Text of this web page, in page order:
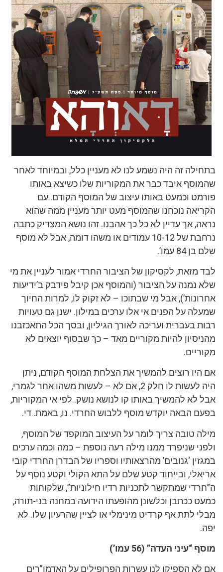
בתחילה זה היה נשמע לנו לא מעניין כלל, ובמיוחד לאחר
שהמוסף איבד כבר את המקוריות שלו כשיצא באותו
פורמט וכמעט באותו עיצוב של המוסף הקודם. עם
הקריאה נוכחנו שהמוסף מעט יותר מעניין ממה שהוא
נראה, אך עדיין לא כל כך אהבנו. זהו נושא המצדיק כתבה
נרחבת של 10-12 עמודים או משהו דומה, אבל לא מוסף
שלם בן 84 עמו’.
לבד מזאת, לקסיקון של הציבור החרדי אמור לעניין את מי
שלא נמנה על הציבור (והמוסף אכן קיבל פידבק ב’ידיעות
אחרונות’), אבל מי שבתוכו – לא זקוק לו, למרות החיוך
שמעלה על הפנים אי אלו ערכים במילון. ישנן גם טעויות
רבות בעברית ועריכה לאורך הגיליון, ובסך הכל התאכזבנו
מהניסיון להיות מקוריים מאד – כך שבסוף יוצאים לא
מקוריים.
אם היו רוצים להמשיך את הצלחת המוסף הקודם, ניתן
היה לעשות לו חלק 2, אם לא – לעשות משהו אחר לגמרי,
אבל לא להמשיך באותו קו לנושא נושק. לפי אי המקוריות,
בפעם הבאה יוקדש מוסף ללבוש החרדי. נו, באמת. די.
מילה טובה צריך לומר על העיצוב המוקפד של המוסף,
ולפני שניפרד ממנו מילה רעה נוספת – כמה וכמה ערכים
במגזין ‘גנובים’ מהרצאותיו וספריו של הבדרן החרדי קובי
אריאלי, ובייחוד קטע שלם על התא הקולי וקטע נוסף על
ה”חרדי שמתקשר לתכניות רדיו חילוניות”, שלקוחות
כמעט ככתבן וכלשונן מהופעתו הידועה במחנה בני-תורה,
מבלי לתת אף קרדיט מינימלי או לציין שהרעיון שלו. לא
יפה.
מוסף “עיני העדה” (56 עמו’)
אם לא הספיקו לנו עשרות הפרופילים על האדמו”רים